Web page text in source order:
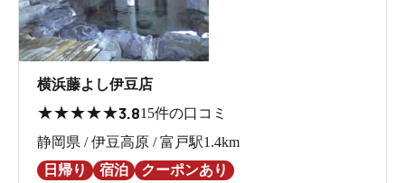
横浜藤よし伊豆店
★★★★★3.815件の口コミ
静岡県 / 伊豆高原 / 富戸駅1.4km
日帰り
宿泊 クーポンあり